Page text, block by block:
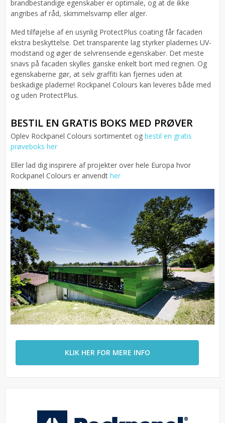
brandbestandige egenskaber er optimale, og at de ikke
angribes af råd, skimmelsvamp eller alger.
Med tilføjelse af en usynlig ProtectPlus coating får facaden
ekstra beskyttelse. Det transparente lag styrker pladernes UV-
modstand og øger de selvrensende egenskaber. Det meste
snavs på facaden skylles ganske enkelt bort med regnen. Og
egenskaberne gør, at selv graffiti kan fjernes uden at
beskadige pladerne! Rockpanel Colours kan leveres både med
og uden ProtectPlus.
BESTIL EN GRATIS BOKS MED PRØVER
Oplev Rockpanel Colours sortimentet og bestil en gratis
prøveboks her
Eller lad dig inspirere af projekter over hele Europa hvor
Rockpanel Colours er anvendt her
KLIK HER FOR MERE INFO